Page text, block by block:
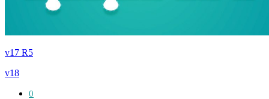
v17 R5
v18
0